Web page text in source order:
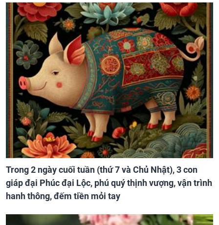
Trong 2 ngày cuối tuần (thứ 7 và Chủ Nhật), 3 con
giáp đại Phúc đại Lộc, phú quý thịnh vượng, vận trình
hanh thông, đếm tiền mỏi tay